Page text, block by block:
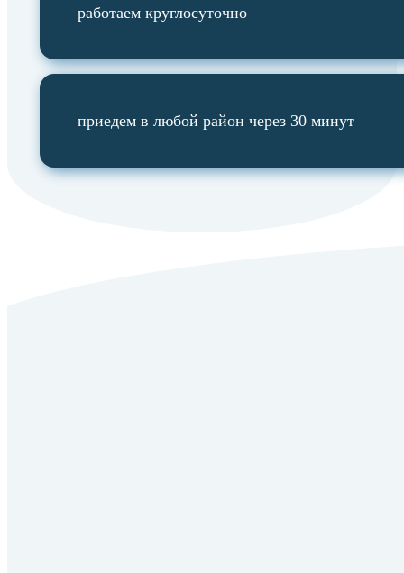
работаем круглосуточно
приедем в любой район через 30 минут